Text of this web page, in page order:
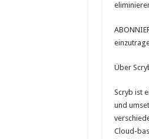
Über
Scryb ist
und
Cloud-